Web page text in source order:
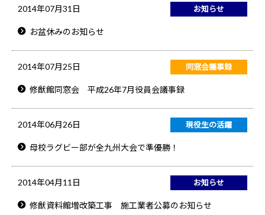
2014年07月31日 お知らせ
お盆休みのお知らせ
2014年07月25日 同窓会議事録
修猷館同窓会 平成26年7月役員会議事録
2014年06月26日 現役生の活躍
母校ラグビー部が全九州大会で準優勝！
2014年04月11日 お知らせ
修猷資料館増改築工事 施工業者公募のお知らせ